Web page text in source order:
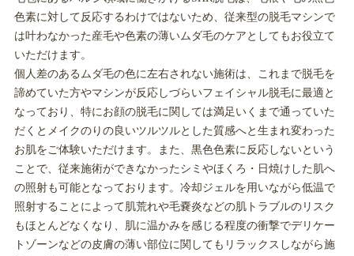
色素に対して反応するわけではないため、従来型の脱毛マシンで
は叶わなかった産毛や色素の薄いムダ毛のケアとしてもお役立て
いただけます。
個人差のあるムダ毛の色に左右されない施術は、これまで脱毛を
諦めていた方やマシンが反応しづらいフェイシャル脱毛に最適と
なっており、特にお顔の脱毛に関しては満足いくまで通っていた
だくとメイクのりの良いツルツルとした質感へと生まれ変わった
お肌をご体験いただけます。また、黒色色素に反応しないという
ことで、従来施術ができなかったシミやほくろ・日焼けした肌へ
の照射も可能となっております。冷却ジェルを用いながら低温で
照射することによって肌荒れや毛嚢炎などの肌トラブルのリスク
もほとんどなくなり、肌に温かみを感じる程度の衝撃でデリケー
トゾーンなどの皮膚の薄い部位に関してもリラックスしながら施